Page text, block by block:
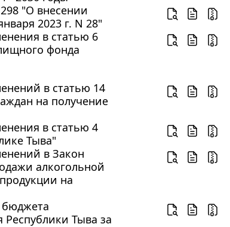
"О внесении
2023 г. N 28"
в статью 6
фонда
в статью 14
на получение
в статью 4
Тыва"
в Закон
алкогольной
на
бюджета
Республики Тыва за